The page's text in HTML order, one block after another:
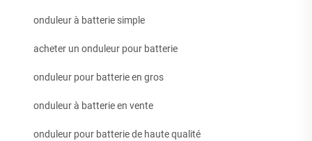
onduleur à batterie simple
acheter un onduleur pour batterie
onduleur pour batterie en gros
onduleur à batterie en vente
onduleur pour batterie de haute qualité